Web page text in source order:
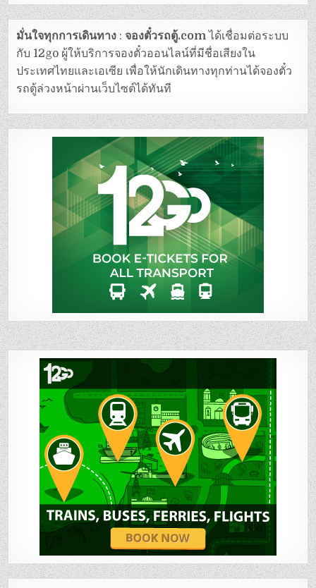
มั่นใจทุกการเดินทาง :จองตั๋วรถตู้.comได้เชื่อมต่อระบบ
กับ 12go ผู้ให้บริการจองตั๋วออนไลน์ที่มีชื่อเสียงใน
ประเทศไทยและเอเซีย เพื่อให้นักเดินทางทุกท่านได้จองตั๋ว
รถตู้ล่วงหน้าผ่านเว็บไซต์ได้ทันที